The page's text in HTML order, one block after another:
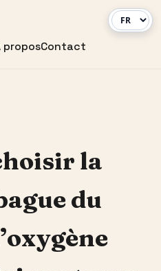
proposContact
la
du